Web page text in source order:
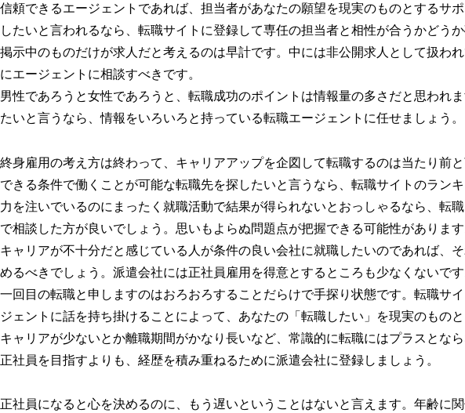
信頼できるエージェントであれば、担当者があなたの願望を現実のものとするサ
したいと言われるなら、転職サイトに登録して専任の担当者と相性が合うかどうか
掲示中のものだけが求人だと考えるのは早計です。中には非公開求人として扱わ
にエージェントに相談すべきです。
男性であろうと女性であろうと、転職成功のポイントは情報量の多さだと思われ
たいと言うなら、情報をいろいろと持っている転職エージェントに任せましょう。
終身雇用の考え方は終わって、キャリアアップを企図して転職するのは当たり前
できる条件で働くことが可能な転職先を探したいと言うなら、転職サイトのランキ
力を注いでいるのにまったく就職活動で結果が得られないとおっしゃるなら、転
で相談した方が良いでしょう。思いもよらぬ問題点が把握できる可能性があります
キャリアが不十分だと感じている人が条件の良い会社に就職したいのであれば、
めるべきでしょう。派遣会社には正社員雇用を得意とするところも少なくないです
一回目の転職と申しますのはおろおろすることだらけで手探り状態です。転職サ
ジェントに話を持ち掛けることによって、あなたの「転職したい」を現実のものと
キャリアが少ないとか離職期間がかなり長いなど、常識的に転職にはプラスとな
正社員を目指すよりも、経歴を積み重ねるために派遣会社に登録しましょう。
正社員になると心を決めるのに、もう遅いということはないと言えます。年齢に